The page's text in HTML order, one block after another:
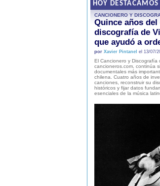
HOY DESTACAMOS
CANCIONERO Y
Quince años
discografía de
que ayudó a
por Xavier Pintanel el 13/07/
El Cancionero y Discografía
cancioneros.com, continúa
documentales más
chilena. Cuatro años de
canciones, reconstruir su
históricos y fijar datos
esenciales de la música